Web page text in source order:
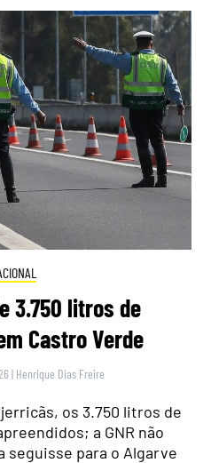
3.750 litros de
Castro Verde
| Henrique Dias Freire
os 3.750 litros de
a GNR não
seguisse para o Algarve